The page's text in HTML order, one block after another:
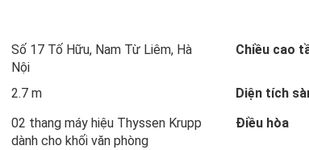
Số 17 Tố Hữu, Nam Từ Liêm, Hà
Nội
Chiều cao
2.7 m Diện tích
02 thang máy hiệu Thyssen Krupp
dành cho khối văn phòng
Điều hòa